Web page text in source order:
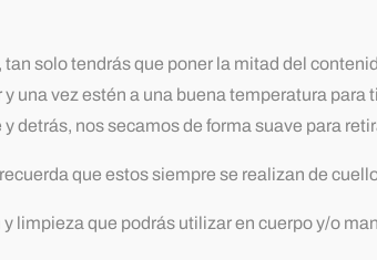
solo tendrás que poner la mitad del
una vez estén a una buena temperatura
detrás, nos secamos de forma suave para
que estos siempre se realizan de
limpieza que podrás utilizar en cuerpo y/o